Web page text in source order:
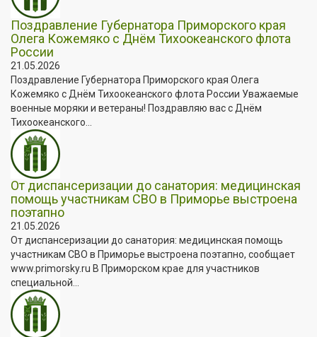
Поздравление Губернатора Приморского края
Олега Кожемяко с Днём Тихоокеанского флота
России
21.05.2026
Поздравление Губернатора Приморского края Олега
Кожемяко с Днём Тихоокеанского флота России Уважаемые
военные моряки и ветераны! Поздравляю вас с Днём
Тихоокеанского...
От диспансеризации до санатория: медицинская
помощь участникам СВО в Приморье выстроена
поэтапно
21.05.2026
От диспансеризации до санатория: медицинская помощь
участникам СВО в Приморье выстроена поэтапно, сообщает
www.primorsky.ru В Приморском крае для участников
специальной...